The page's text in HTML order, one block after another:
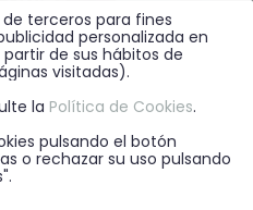
terceros para fines
personalizada en
de sus hábitos de
visitadas).
la Política de Cookies.
pulsando el botón
o rechazar su uso pulsando